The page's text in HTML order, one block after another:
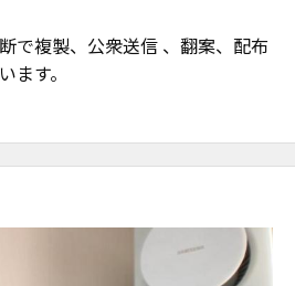
で複製、公衆送信 、翻案、配布
ます。